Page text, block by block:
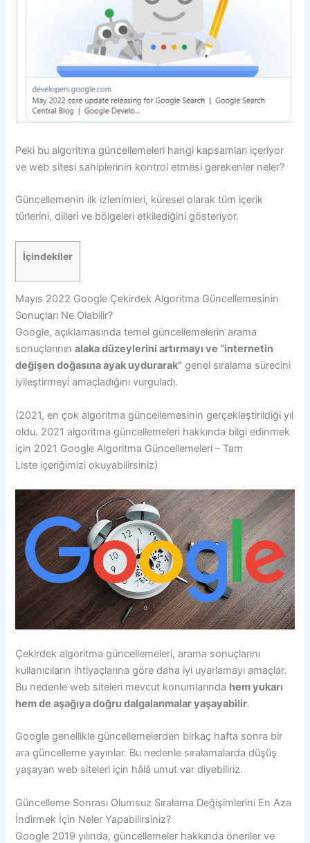
Peki bu algoritma güncellemeleri hangi kapsamları içeriyor
ve web sitesi sahiplerinin kontrol etmesi gerekenler neler?
Güncellemenin ilk izlenimleri, küresel olarak tüm içerik
türlerini, dilleri ve bölgeleri etkilediğini gösteriyor.
İçindekiler
Mayıs 2022 Google Çekirdek Algoritma Güncellemesinin
Sonuçları Ne Olabilir?
Google, açıklamasında temel güncellemelerin arama
sonuçlarınınalaka düzeylerini artırmayı ve “internetin
değişen doğasına ayak uydurarak” genel sıralama sürecini
iyileştirmeyi amaçladığını vurguladı.
(2021, en çok algoritma güncellemesinin gerçekleştirildiği yıl
oldu. 2021 algoritma güncellemeleri hakkında bilgi edinmek
için 2021 Google Algoritma Güncellemeleri – Tam
Liste içeriğimizi okuyabilirsiniz)
Çekirdek algoritma güncellemeleri, arama sonuçlarını
kullanıcıların ihtiyaçlarına göre daha iyi uyarlamayı amaçlar.
Bu nedenle web siteleri mevcut konumlarında hem yukarı
hem de aşağıya doğru dalgalanmalar yaşayabilir.
Google genellikle güncellemelerden birkaç hafta sonra bir
ara güncelleme yayınlar. Bu nedenle sıralamalarda düşüş
yaşayan web siteleri için hâlâ umut var diyebiliriz.
Güncelleme Sonrası Olumsuz Sıralama Değişimlerini En Aza
İndirmek İçin Neler Yapabilirsiniz?
Google 2019 yılında, güncellemeler hakkında öneriler ve